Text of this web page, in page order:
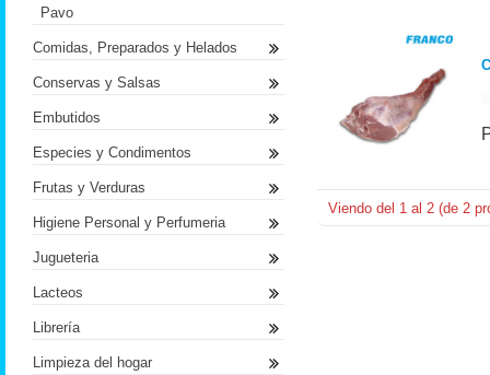
Viendo del 1 al 2 (de 2
Pavo
Comidas, Preparados y Helados
Conservas y Salsas
Embutidos
Especies y Condimentos
Frutas y Verduras
Higiene Personal y Perfumeria
Jugueteria
Lacteos
Librería
Limpieza del hogar